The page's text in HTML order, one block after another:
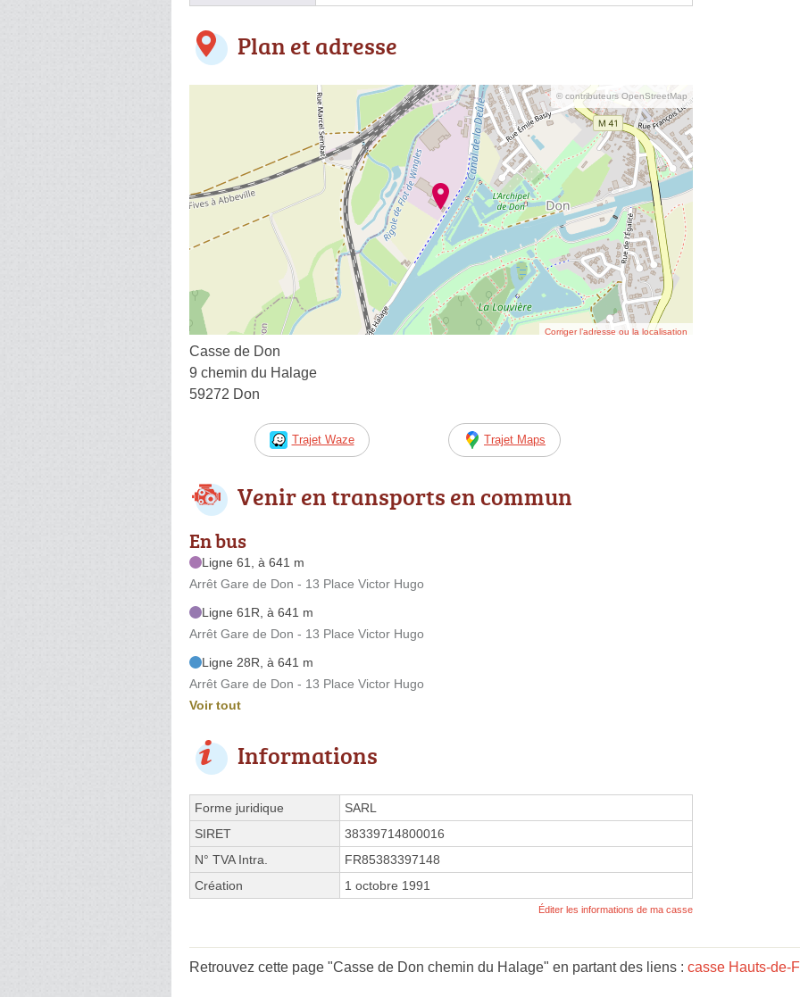
Plan et adresse
© contributeurs OpenStreetMap
Corriger l’adresse ou la localisation
Casse de Don
9 chemin du Halage
59272 Don
Trajet Waze Trajet Maps
Venir en transports en commun
En bus
Ligne 61, à 641 m
Arrêt Gare de Don - 13 Place Victor Hugo
Ligne 61R, à 641 m
Arrêt Gare de Don - 13 Place Victor Hugo
Ligne 28R, à 641 m
Arrêt Gare de Don - 13 Place Victor Hugo
Voir tout
Informations
Forme juridique
SARL
SIRET
38339714800016
N° TVA Intra.
FR85383397148
Création
1 octobre 1991
Éditer les informations de ma casse
Retrouvez cette page "Casse de Don chemin du Halage" en partant des liens : casse Hauts-de-